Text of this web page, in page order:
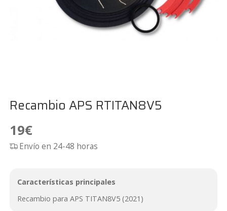
Recambio APS RTITAN8V5
19€
Envío en 24-48 horas
Características principales
Recambio para APS TITAN8V5 (2021)